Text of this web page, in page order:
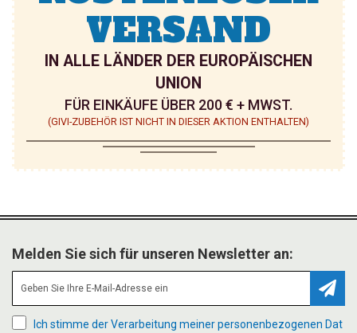
VERSAND
IN ALLE LÄNDER DER EUROPÄISCHEN
UNION
FÜR EINKÄUFE ÜBER 200 € + MWST.
(GIVI-ZUBEHÖR IST NICHT IN DIESER AKTION ENTHALTEN)
Melden Sie sich für unseren Newsletter an:
Ich stimme der Verarbeitung meiner personenbezogenen Dat